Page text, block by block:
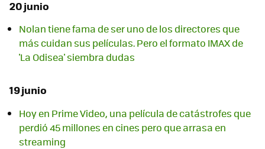
20 junio
Nolan tiene fama de ser uno de los directores que
más cuidan sus películas. Pero el formato IMAX de
'La Odisea' siembra dudas
19 junio
Hoy en Prime Video, una película de catástrofes que
perdió 45 millones en cines pero que arrasa en
streaming